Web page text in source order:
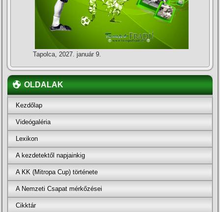
Tapolca, 2027. január 9.
OLDALAK
Kezdőlap
Videógaléria
Lexikon
A kezdetektől napjainkig
A KK (Mitropa Cup) története
A Nemzeti Csapat mérkőzései
Cikktár